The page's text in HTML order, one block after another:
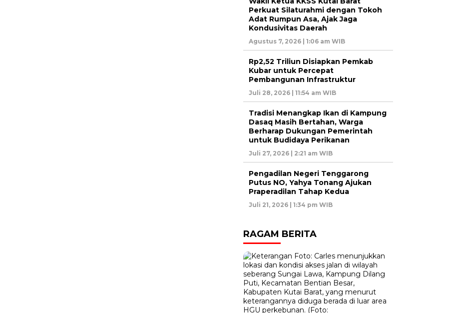
Perkuat Silaturahmi dengan Tokoh
Adat Rumpun Asa, Ajak Jaga
Kondusivitas Daerah
Agustus 7, 2026 | 1:06 am WIB
Rp2,52 Triliun Disiapkan Pemkab
Kubar untuk Percepat
Pembangunan Infrastruktur
Juli 28, 2026 | 11:54 am WIB
Tradisi Menangkap Ikan di Kampung
Dasaq Masih Bertahan, Warga
Berharap Dukungan Pemerintah
untuk Budidaya Perikanan
Juli 27, 2026 | 2:21 am WIB
Pengadilan Negeri Tenggarong
Putus NO, Yahya Tonang Ajukan
Praperadilan Tahap Kedua
Juli 21, 2026 | 1:34 pm WIB
RAGAM BERITA